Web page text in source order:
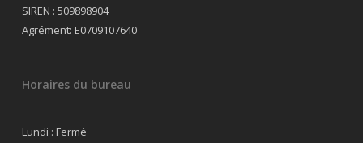
SIREN : 509898904
Agrément: E0709107640
Horaires du bureau
Lundi : Fermé